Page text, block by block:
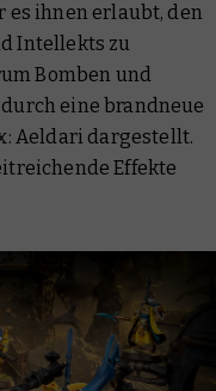
ihnen erlaubt, den
Intellekts zu
Bomben und
eine brandneue
Aeldari dargestellt.
Effekte